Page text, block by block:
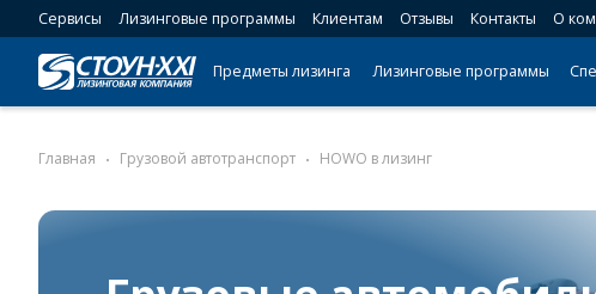
Сервисы Лизинговые программы Клиентам Отзывы Контакты О
Предметы лизинга Лизинговые программы
Главная Грузовой автотранспорт HOWO в лизинг